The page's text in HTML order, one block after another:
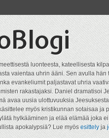
luonteesta, kateellisesta
vaientaa uhrin ääni. Sen avulla
evankeliumit paljastavat uhria
rakastajaksi. Daniel dramatisoi
avaa uusia ulottuvuuksia
myös kristikunnan sotaisaa ja
hylkääminen ja elää elämää joka
apokalypsiä? Lue myösesittelyja